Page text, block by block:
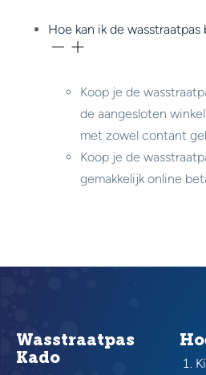
Hoe kan ik de wasstraatpas
Koop je de
de aangesloten
met zowel contant
Koop je de
gemakkelijk online
Wasstraatpas
Kado